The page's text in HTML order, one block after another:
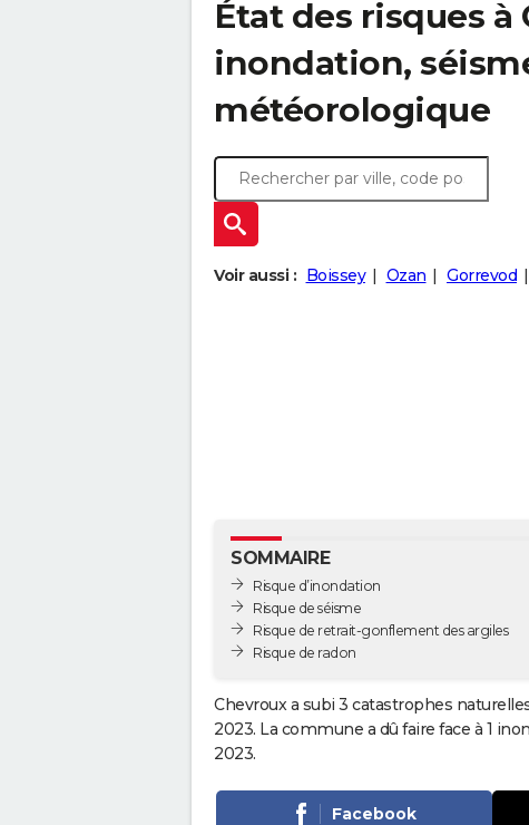
État des risques à
inondation,
météorologique
Voir aussi : Boissey Ozan Gorrevod
SOMMAIRE
Risque d’inondation
Risque de séisme
Risque de retrait-gonflement des argiles
Risque de radon
Chevroux a subi 3 catastrophes
2023. La commune a dû faire face à 1
2023.
Facebook